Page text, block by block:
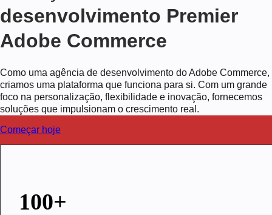
desenvolvimento Premier
Adobe Commerce
Como uma agência de desenvolvimento do Adobe Commerce,
criamos uma plataforma que funciona para si. Com um grande
foco na personalização, flexibilidade e inovação, fornecemos
soluções que impulsionam o crescimento real.
Começar hoje
100+